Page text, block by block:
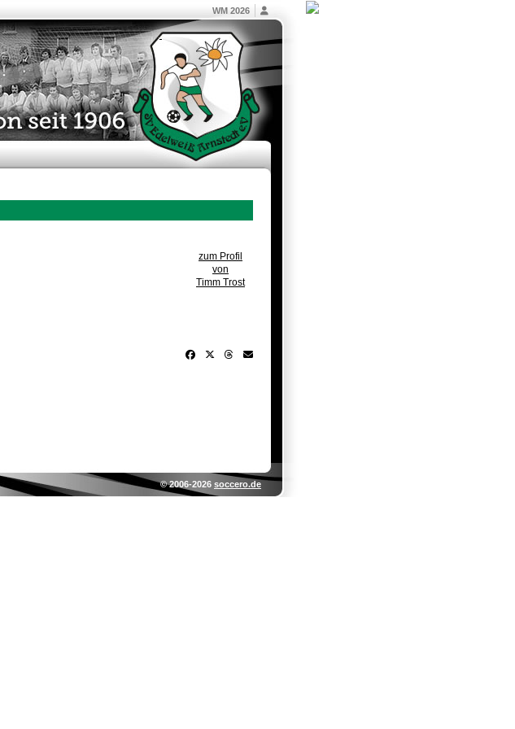
WM 2026
zum Profil
von
Timm Trost
© 2006-2026 soccero.de